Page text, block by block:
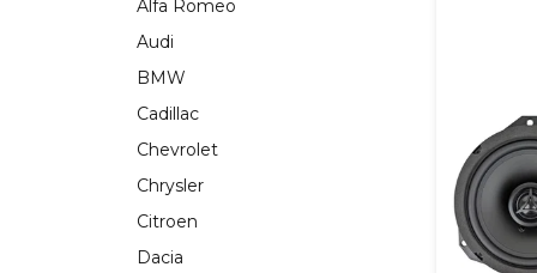
Alfa Romeo
Audi
BMW
Cadillac
Chevrolet
Chrysler
Citroen
Dacia